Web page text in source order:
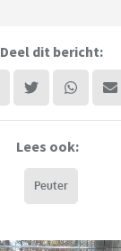
Deel dit bericht:
Lees ook:
Peuter